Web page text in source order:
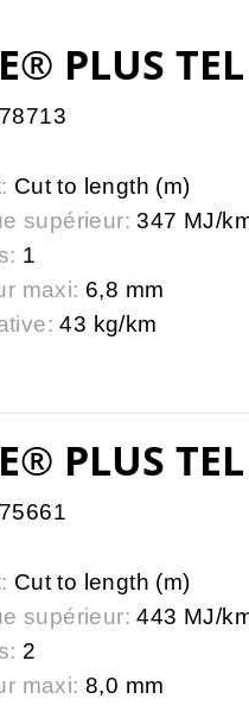
PLUS
Cut to length (m)
supérieur: 347 MJ/
1
maxi: 6,8 mm
43 kg/km
PLUS
Cut to length (m)
supérieur: 443 MJ/
2
maxi: 8,0 mm